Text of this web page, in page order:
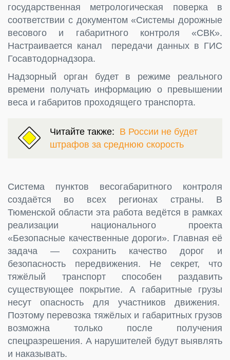
государственная метрологическая поверка в
соответствии с документом «Системы дорожные
весового и габаритного контроля «СВК».
Настраивается канал передачи данных в ГИС
Госавтодорнадзора.
Надзорный орган будет в режиме реального
времени получать информацию о превышении
веса и габаритов проходящего транспорта.
Читайте также: В России не будет
штрафов за среднюю скорость
Система пунктов весогабаритного контроля
создаётся во всех регионах страны. В
Тюменской области эта работа ведётся в рамках
реализации национального проекта
«Безопасные качественные дороги». Главная её
задача — сохранить качество дорог и
безопасность передвижения. Не секрет, что
тяжёлый транспорт способен раздавить
существующее покрытие. А габаритные грузы
несут опасность для участников движения.
Поэтому перевозка тяжёлых и габаритных грузов
возможна только после получения
спецразрешения. А нарушителей будут выявлять
и наказывать.